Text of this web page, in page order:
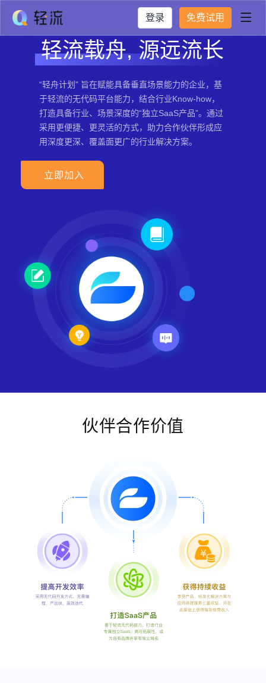
登录 免费试用 
轻流载舟, 源远流长
“轻舟计划” 旨在赋能具备垂直场景能力的企业，基
于轻流的无代码平台能力，结合行业Know-how，
打造具备行业、场景深度的“独立SaaS产品”。通过
采用更便捷、更灵活的方式，助力合作伙伴形成应
用深度更深、覆盖面更广的行业解决方案。
立即加入
伙伴合作价值